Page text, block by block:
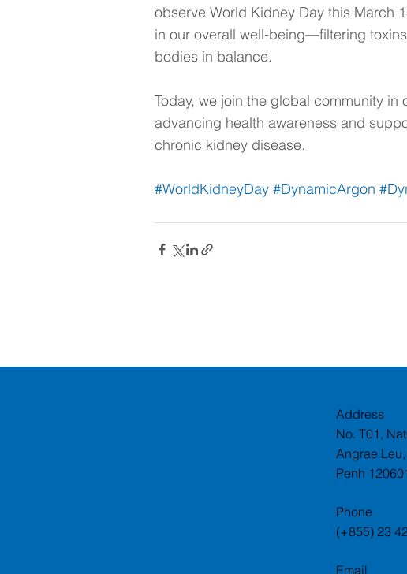
observe World Kidney Day this March
in our overall well-being—filtering
bodies in balance.
Today, we join the global community
advancing health awareness and
chronic kidney disease.
#WorldKidneyDay #DynamicArgon
Address
No. T01,
Angrae
Penh
Phone
(+855) 23
Email